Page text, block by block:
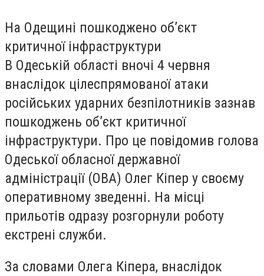
На Одещині пошкоджено обʼєкт
критичної інфраструктури
В Одеській області вночі 4 червня
внаслідок цілеспрямованої атаки
російських ударних безпілотників зазнав
пошкоджень обʼєкт критичної
інфраструктури. Про це повідомив голова
Одеської обласної державної
адміністрації (ОВА) Олег Кіпер у своєму
оперативному зведенні. На місці
прильотів одразу розгорнули роботу
екстрені служби.
За словами Олега Кіпера, внаслідок